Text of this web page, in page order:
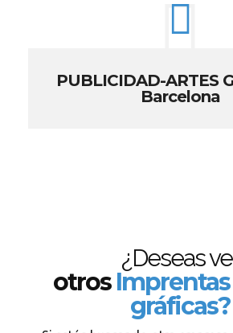
PUBLICIDAD-ARTES
Barcelona
¿Deseas
otros
gráficas?